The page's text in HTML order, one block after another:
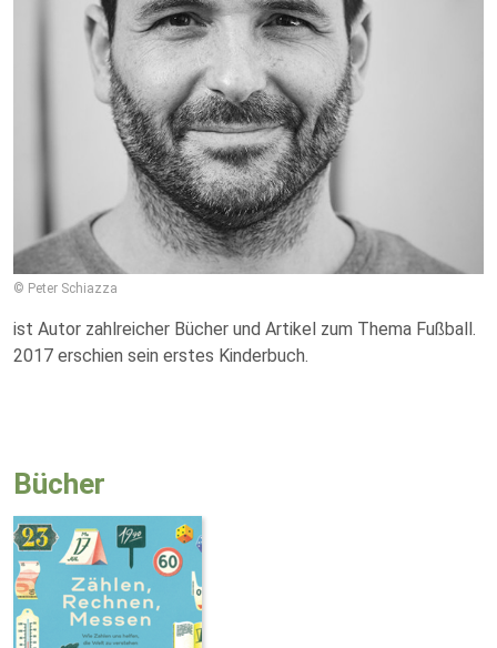
© Peter Schiazza
ist Autor zahlreicher Bücher und Artikel zum Thema Fußball.
2017 erschien sein erstes Kinderbuch.
Bücher